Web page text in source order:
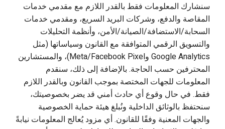
سنشارك المعلومات فقط بالقدر اللازم مع مقدمي خدمات
المقاصة والدفع، وشركات البريد السريع، ومقدمي خدمات
السحابة/الاستضافة/الصيانة/الأمن، وأنظمة التحليلات
والتسويق الرقمي المتوافقة مع القانون وسياساتها (مثل
Google Analytics وMeta/Facebook Pixel)، والمستشارين
المحترفين حسب الحاجة. بالإضافة إلى ذلك، سنقدم
المعلومات للجهات المختصة بموجب القانون وبالقدر اللازم
فقط. في حال وقوع أي حادث أمني قد يضر بخصوصيتك،
سنحتفظ بالوثائق الداخلية ونُبلغ هيئة حماية الخصوصية
والجهات المعنية وفقًا للقانون. أي مزود يُعالج المعلومات نيابةً